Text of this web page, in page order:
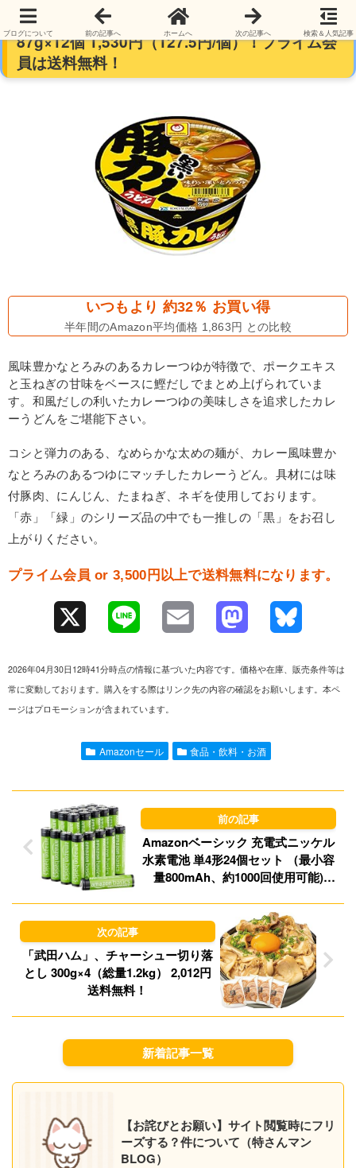
マルちゃん カップ麺 黒い豚カレーうどん
87g×12個 1,530円（127.5円/個）！プライム会
員は送料無料！
いつもより 約32％ お買い得
半年間のAmazon平均価格 1,863円 との比較
風味豊かなとろみのあるカレーつゆが特徴で、ポークエキス
と玉ねぎの甘味をベースに鰹だしでまとめ上げられていま
す。和風だしの利いたカレーつゆの美味しさを追求したカレ
ーうどんをご堪能下さい。
コシと弾力のある、なめらかな太めの麺が、カレー風味豊か
なとろみのあるつゆにマッチしたカレーうどん。具材には味
付豚肉、にんじん、たまねぎ、ネギを使用しております。
「赤」「緑」のシリーズ品の中でも一推しの「黒」をお召し
上がりください。
プライム会員 or 3,500円以上で送料無料になります。
e
l o
o
n
y
2026年04月30日12時41分時点の情報に基づいた内容です。価格や在庫、販売条件等は
常に変動しております。購入をする際はリンク先の内容の確認をお願いします。本ペ
ージはプロモーションが含まれています。
Amazonセール 食品・飲料・お酒
Amazonベーシック 充電式ニッケル
水素電池 単4形24個セット （最小容
量800mAh、約1000回使用可能)
63.3円/本）など！プライム会員は送
料無料！
「武田ハム」、チャーシュー切り落
とし 300g×4（総量1.2kg） 2,012円
送料無料！
新着記事一覧
【お詫びとお願い】サイト閲覧時にフリ
ーズする？件について（特さんマン
BLOG）
ブログについて 前の記事へ ホームへ 次の記事へ 検索＆人気記事